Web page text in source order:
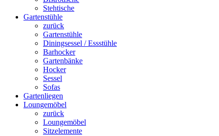
Stehtische
Gartenstühle
zurück
Gartenstühle
Diningsessel / Essstühle
Barhocker
Gartenbänke
Hocker
Sessel
Sofas
Gartenliegen
Loungemöbel
zurück
Loungemöbel
Sitzelemente